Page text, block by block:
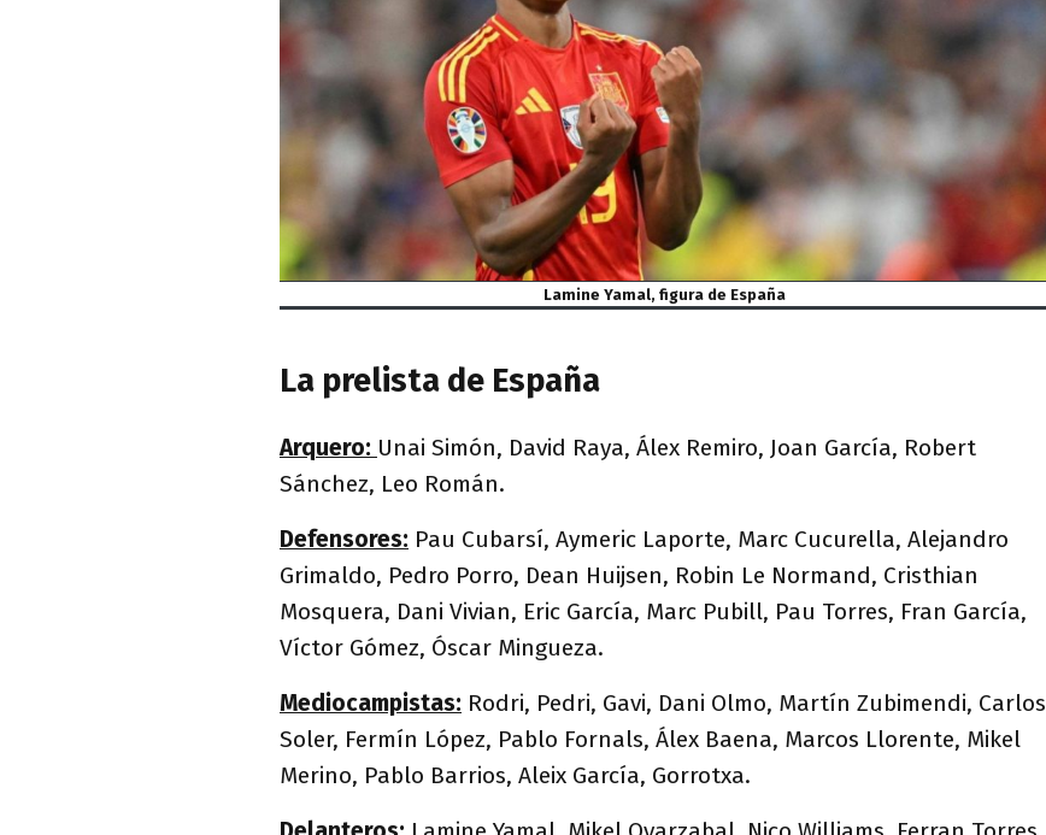
Lamine Yamal, figura de España
La prelista de España
Arquero: Unai Simón, David Raya, Álex Remiro, Joan García, Robert
Sánchez, Leo Román.
Defensores: Pau Cubarsí, Aymeric Laporte, Marc Cucurella, Alejandro
Grimaldo, Pedro Porro, Dean Huijsen, Robin Le Normand, Cristhian
Mosquera, Dani Vivian, Eric García, Marc Pubill, Pau Torres, Fran García,
Víctor Gómez, Óscar Mingueza.
Mediocampistas: Rodri, Pedri, Gavi, Dani Olmo, Martín Zubimendi, Carlos
Soler, Fermín López, Pablo Fornals, Álex Baena, Marcos Llorente, Mikel
Merino, Pablo Barrios, Aleix García, Gorrotxa.